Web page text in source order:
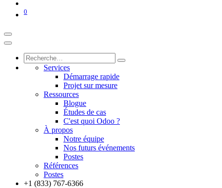
0
Services
Démarrage rapide
Projet sur mesure
Ressources
Blogue
Études de cas
C'est quoi Odoo ?
À propos
Notre équipe
Nos futurs événements
Postes
Références
Postes
+1 (833) 767-6366